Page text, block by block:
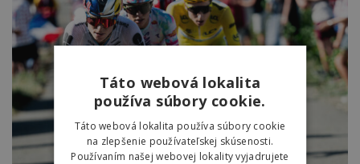
Táto webová lokalita
používa súbory cookie.
Táto webová lokalita používa súbory cookie
na zlepšenie používateľskej skúsenosti.
Používaním našej webovej lokality vyjadrujete